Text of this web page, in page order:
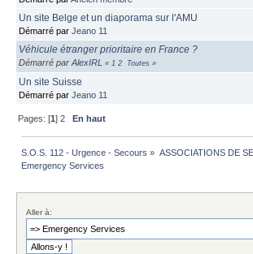
Un site Belge et un diaporama sur l'AMU
Démarré par Jeano 11
Véhicule étranger prioritaire en France ?
Démarré par AlexIRL « 1 2 Toutes »
Un site Suisse
Démarré par Jeano 11
Pages: [1]2 En haut
S.O.S. 112 - Urgence - Secours » ASSOCIATIONS DE
Emergency Services
Aller à: